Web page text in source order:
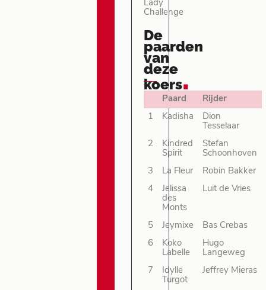
Lady
Challenge
De
paarden
van
deze
koers.
Paard
Rijder
1
Kadisha
Dion
Tesselaar
2
Kindred
Spirit
Stefan
Schoonhoven
3
La Fleur
Robin Bakker
4
Jelissa
des
Monts
Luit de Vries
5 Jeymixe
Bas Crebas
6
Koko
Labelle
Hugo
Langeweg
7
Idylle
Turgot
Jeffrey Mieras